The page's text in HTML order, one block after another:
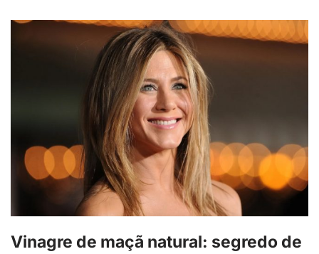
Vinagre de maçã natural: segredo de